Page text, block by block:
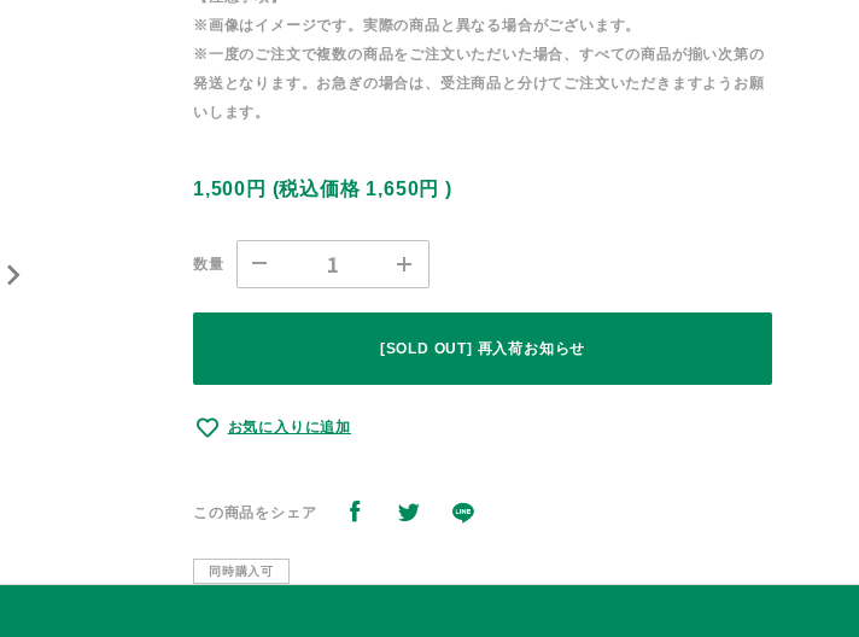
※画像はイメージです。実際の商品と異なる場合がございます。
※一度のご注文で複数の商品をご注文いただいた場合、すべての商品が揃い次第の
発送となります。お急ぎの場合は、受注商品と分けてご注文いただきますようお願
いします。
1,500円 (税込価格 1,650円 )
数量
[SOLD OUT] 再入荷お知らせ
お気に入りに追加
この商品をシェア
同時購入可